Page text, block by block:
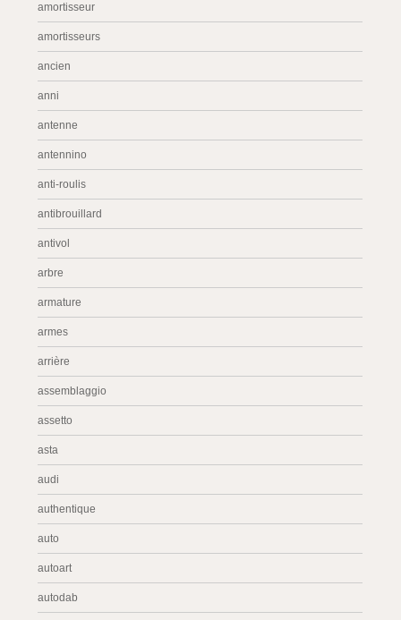
amortisseur
amortisseurs
ancien
anni
antenne
antennino
anti-roulis
antibrouillard
antivol
arbre
armature
armes
arrière
assemblaggio
assetto
asta
audi
authentique
auto
autoart
autodab